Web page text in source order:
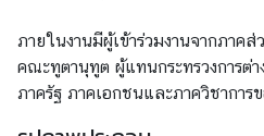
ะ
วั
น
ภายในงานมีผู้เข้าร่วมงานจากภาค
คณะทูตานุทูต ผู้แทนกระทรวงการต่
ภาครัฐ ภาคเอกชนและภาควิชาการ